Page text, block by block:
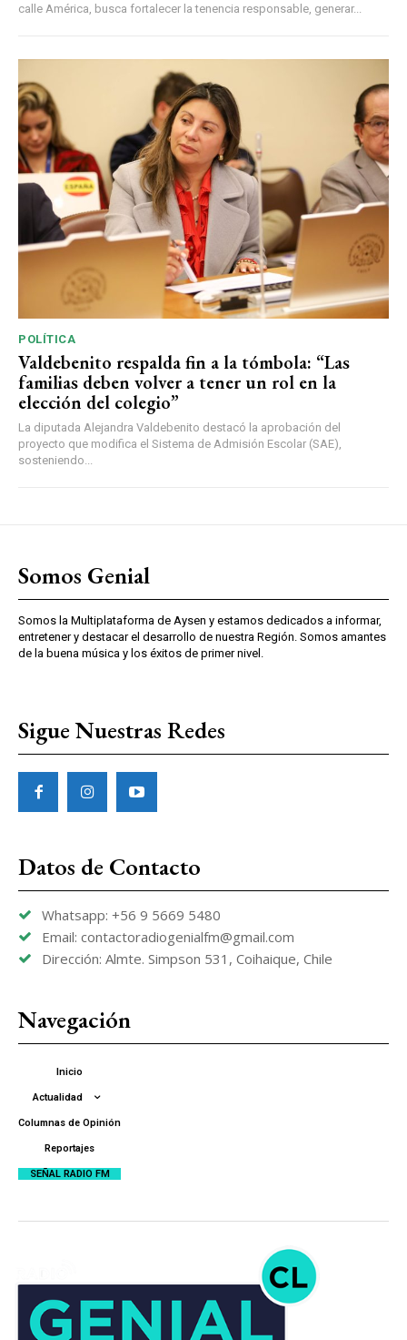
calle América, busca fortalecer la tenencia responsable, generar...
POLÍTICA
Valdebenito respalda fin a la tómbola: “Las
familias deben volver a tener un rol en la
elección del colegio”
La diputada Alejandra Valdebenito destacó la aprobación del
proyecto que modifica el Sistema de Admisión Escolar (SAE),
sosteniendo...
Somos Genial
Somos la Multiplataforma de Aysen y estamos dedicados a informar,
entretener y destacar el desarrollo de nuestra Región. Somos amantes
de la buena música y los éxitos de primer nivel.
Sigue Nuestras Redes
Datos de Contacto
Whatsapp: +56 9 5669 5480
Email: contactoradiogenialfm@gmail.com
Dirección: Almte. Simpson 531, Coihaique, Chile
Navegación
Inicio
Actualidad
Columnas de Opinión
Reportajes
SEÑAL RADIO FM